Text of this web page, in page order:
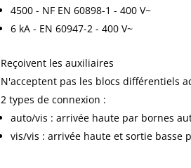
4500 - NF EN 60898-1 - 400 V~
6 kA - EN 60947-2 - 400 V~
Reçoivent les auxiliaires
N'acceptent pas les blocs différentiels
2 types de connexion :
auto/vis : arrivée haute par bornes
vis/vis : arrivée haute et sortie basse